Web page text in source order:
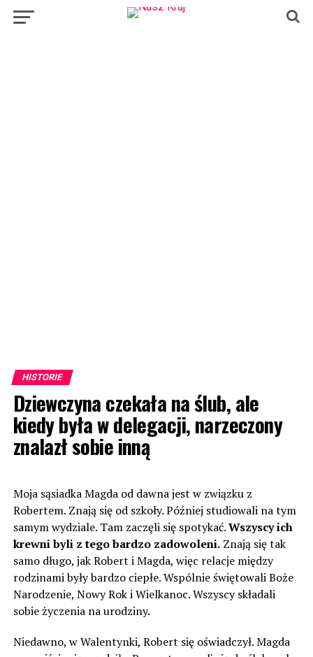
HISTORIE
Dziewczyna czekała na ślub, ale
kiedy była w delegacji, narzeczony
znalazł sobie inną
Moja sąsiadka Magda od dawna jest w związku z
Robertem. Znają się od szkoły. Później studiowali na tym
samym wydziale. Tam zaczęli się spotykać.Wszyscy ich
krewni byli z tego bardzo zadowoleni.Znają się tak
samo długo, jak Robert i Magda, więc relacje między
rodzinami były bardzo ciepłe. Wspólnie świętowali Boże
Narodzenie, Nowy Rok i Wielkanoc. Wszyscy składali
sobie życzenia na urodziny.
Niedawno, w Walentynki, Robert się oświadczył. Magda